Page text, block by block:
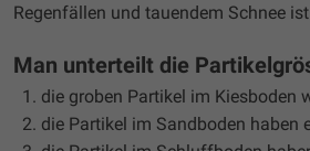
Regenfällen und tauendem Schnee
Man unterteilt die
die groben Partikel im Kiesboden
die Partikel im Sandboden haben